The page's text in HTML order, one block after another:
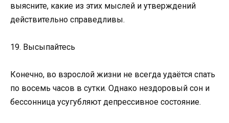
выясните, какие из этих мыслей и утверждений
действительно справедливы.
19. Высыпайтесь
Конечно, во взрослой жизни не всегда удаётся спать
по восемь часов в сутки. Однако нездоровый сон и
бессонница усугубляют депрессивное состояние.